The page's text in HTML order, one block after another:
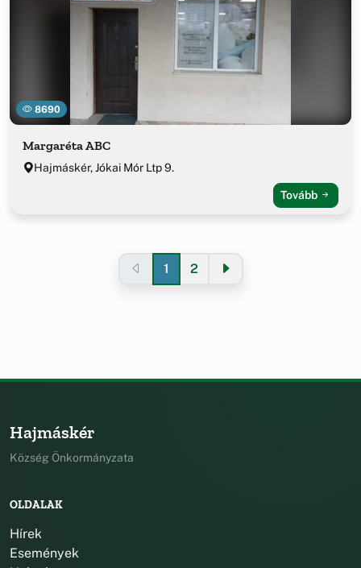
8690
Margaréta ABC
Hajmáskér, Jókai Mór Ltp 9.
Tovább
1 2
Hajmáskér
Község Önkormányzata
OLDALAK
Hírek
Események